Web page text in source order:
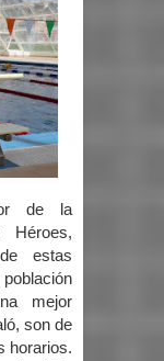
de la
Héroes,
estas
mejor
son de
horarios.